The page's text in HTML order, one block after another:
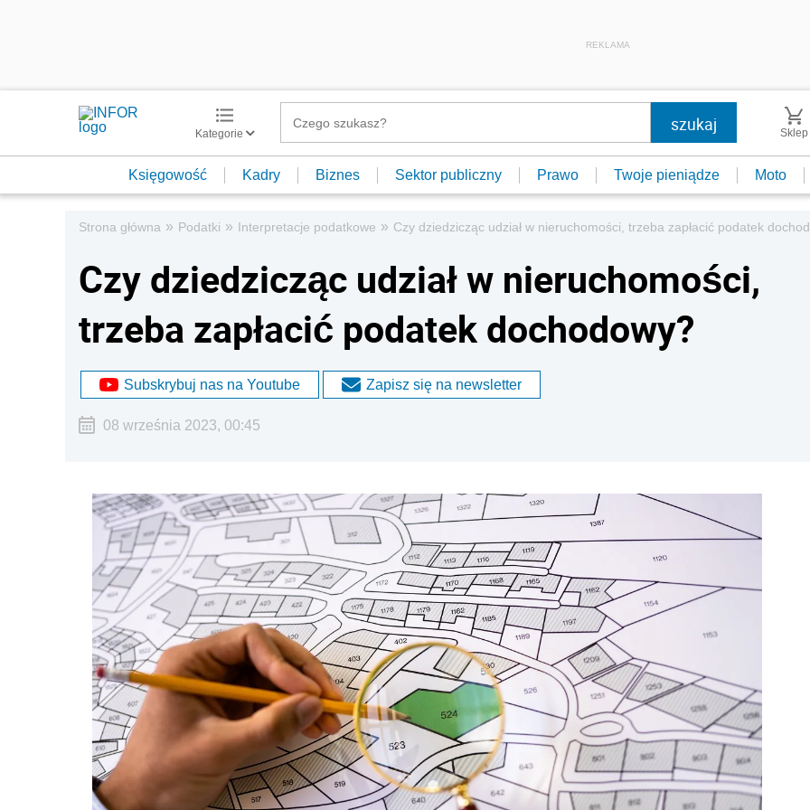
REKLAMA
Kategorie Sklep
Księgowość Kadry Biznes Sektor publiczny Prawo Twoje pieniądze Moto
Strona główna » Podatki » Interpretacje podatkowe » Czy dziedzicząc udział w nieruchomości, trzeba zapłacić podatek
Czy dziedzicząc udział w nieruchomości,
trzeba zapłacić podatek dochodowy?
Subskrybuj nas na Youtube Zapisz się na newsletter
08 września 2023, 00:45